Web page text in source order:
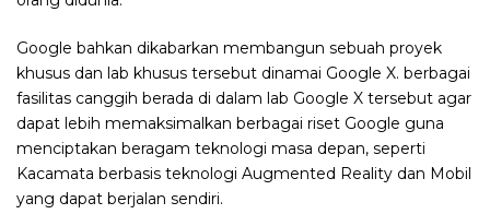
Google bahkan dikabarkan membangun sebuah proyek
khusus dan lab khusus tersebut dinamai Google X. berbagai
fasilitas canggih berada di dalam lab Google X tersebut agar
dapat lebih memaksimalkan berbagai riset Google guna
menciptakan beragam teknologi masa depan, seperti
Kacamata berbasis teknologi Augmented Reality dan Mobil
yang dapat berjalan sendiri.